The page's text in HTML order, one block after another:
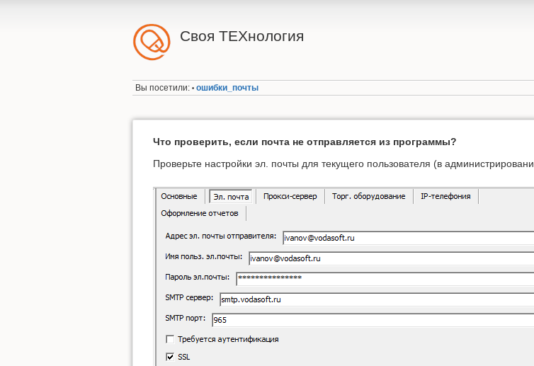
Своя ТЕХнология
Вы посетили: • ошибки_почты
Что проверить, если почта не отправляется из программы?
Проверьте настройки эл. почты для текущего пользователя (в